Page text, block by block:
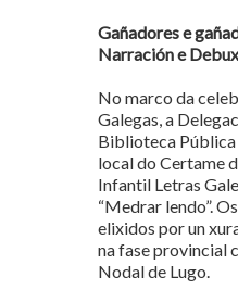
Gañadores e
Narración e
No marco da
Galegas, a
Biblioteca
local do Certame
Infantil Letras
“Medrar lendo”.
elixidos por un
na fase provincial
Nodal de Lugo.